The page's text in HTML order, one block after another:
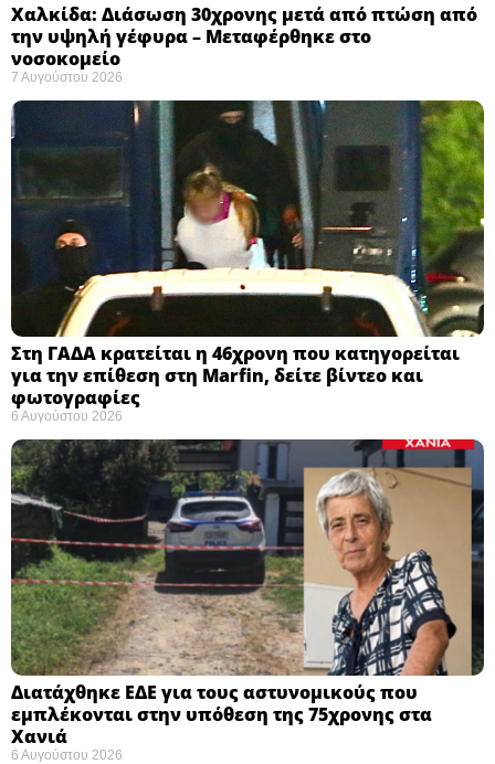
Χαλκίδα: Διάσωση 30χρονης μετά από πτώση από
την υψηλή γέφυρα – Μεταφέρθηκε στο
νοσοκομείο ​
7 Αυγούστου 2026
Στη ΓΑΔΑ κρατείται η 46χρονη που κατηγορείται
για την επίθεση στη Marfin, δείτε βίντεο και
φωτογραφίες
6 Αυγούστου 2026
Διατάχθηκε ΕΔΕ για τους αστυνομικούς που
εμπλέκονται στην υπόθεση της 75χρονης στα
Χανιά
6 Αυγούστου 2026